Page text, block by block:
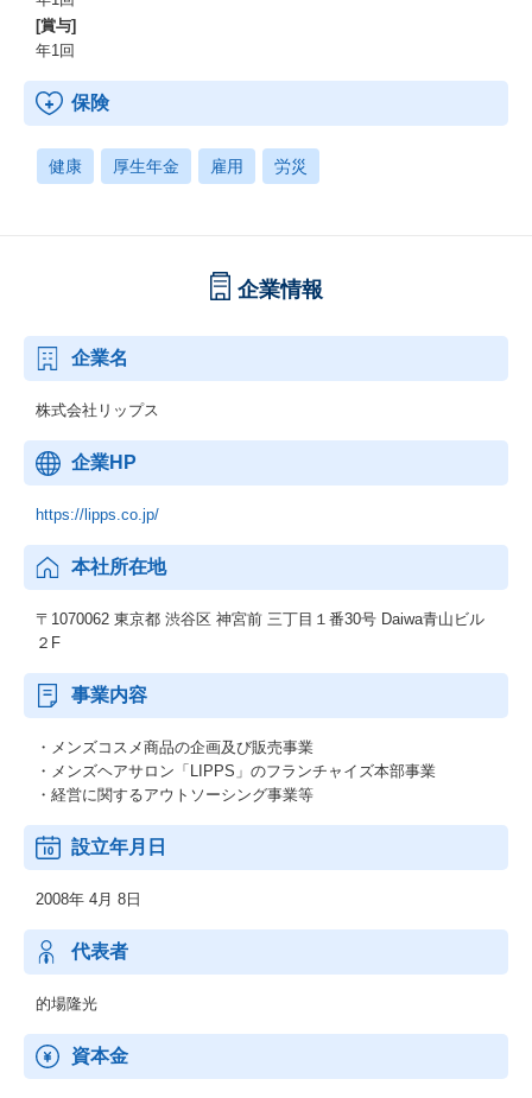
[賞与]
年1回
保険
健康 厚生年金 雇用 労災
企業情報
企業名
株式会社リップス
企業HP
https://lipps.co.jp/
本社所在地
〒1070062 東京都 渋谷区 神宮前 三丁目１番30号 Daiwa青山ビル
２F
事業内容
・メンズコスメ商品の企画及び販売事業
・メンズヘアサロン「LIPPS」のフランチャイズ本部事業
・経営に関するアウトソーシング事業等
設立年月日
2008年 4月 8日
代表者
的場隆光
資本金